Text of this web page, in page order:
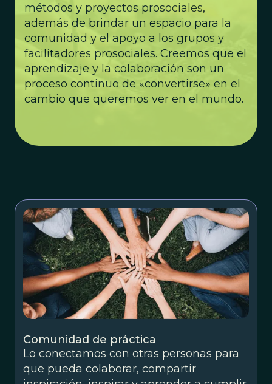
métodos y proyectos prosociales,
además de brindar un espacio para la
comunidad y el apoyo a los grupos y
facilitadores prosociales. Creemos que el
aprendizaje y la colaboración son un
proceso continuo de «convertirse» en el
cambio que queremos ver en el mundo.
Comunidad de práctica
Lo conectamos con otras personas para
que pueda colaborar, compartir